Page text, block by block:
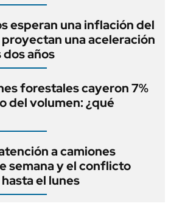
esperan una inflación del
proyectan una aceleración
años
forestales cayeron 7%
del volumen: ¿qué
a camiones
semana y el conflicto
el lunes